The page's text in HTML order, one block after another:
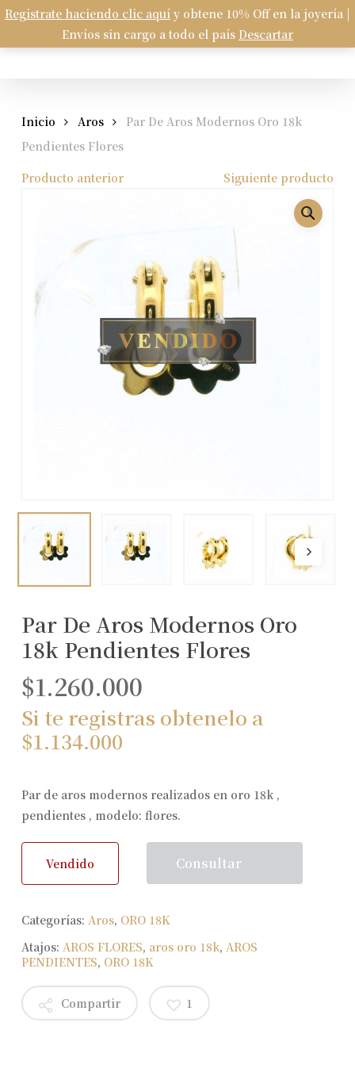
Registrate haciendo clic aquí y obtene 10% Off en la joyería |
Envíos sin cargo a todo el país Descartar
Skip
main
search
Carrito Cart
Inicio Aros
Par De Aros Modernos Oro 18k
Pendientes Flores
Producto anterior
Siguiente producto
Par De Aros Modernos Oro
18k Pendientes Flores
$1.260.000
Si te registras obtenelo a
$1.134.000
Par de aros modernos realizados en oro 18k ,
pendientes , modelo: flores.
Vendido Consultar
Categorías: Aros, ORO 18K
Atajos: AROS FLORES, aros oro 18k, AROS
PENDIENTES, ORO 18K
Compartir 1